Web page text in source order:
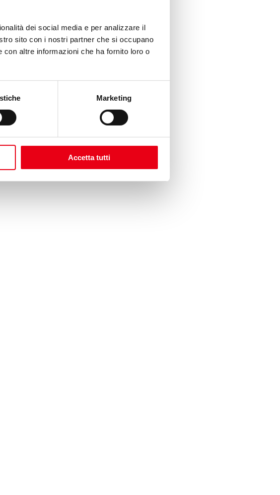
dei social media e per analizzare il
sito con i nostri partner che si occupano
altre informazioni che ha fornito loro o
Marketing
Accetta tutti